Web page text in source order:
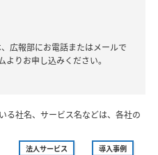
広報部にお電話またはメールで
りお申し込みください。
る社名、サービス名などは、各社の
法人サービス 導入事例